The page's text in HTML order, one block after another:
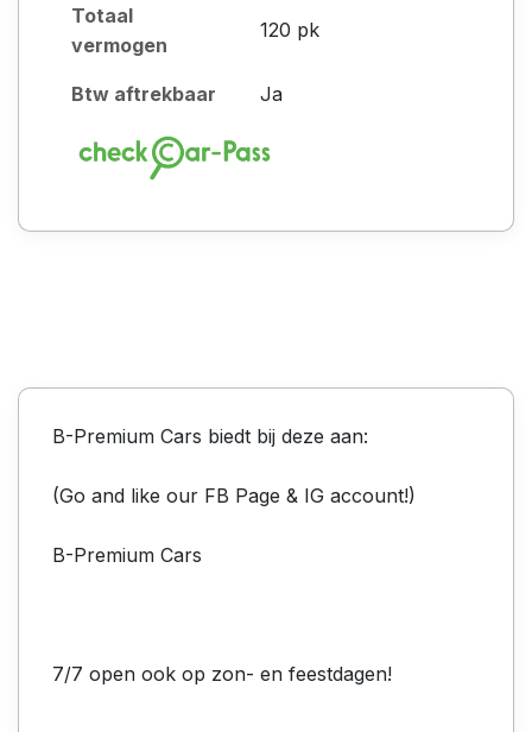
Totaal
vermogen
120 pk
Btw aftrekbaar Ja
B-Premium Cars biedt bij deze aan:
(Go and like our FB Page & IG account!)
B-Premium Cars
7/7 open ook op zon- en feestdagen!